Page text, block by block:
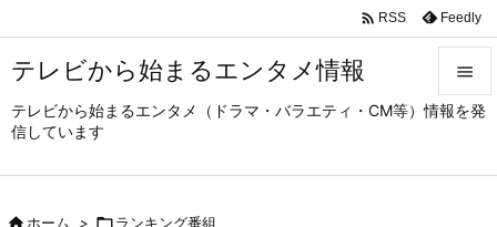
テレビから始まるエンタメ情報
テレビから始まるエンタメ（ドラマ・バラエティ・CM等）情報を発
信しています



 RSS Feedly
ホーム > ランキング番組